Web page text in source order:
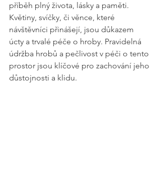
příběh plný života, lásky a paměti.
Květiny, svíčky, či věnce, které
návštěvníci přinášejí, jsou důkazem
úcty a trvalé péče o hroby. Pravidelná
údržba hrobů a pečlivost v péči o tento
prostor jsou klíčové pro zachování jeho
důstojnosti a klidu.